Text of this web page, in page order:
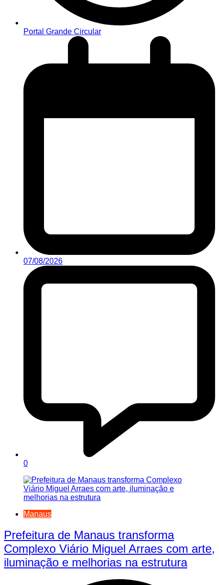
Portal Grande Circular
07/08/2026
0
Manaus
Prefeitura de Manaus transforma
Complexo Viário Miguel Arraes com arte,
iluminação e melhorias na estrutura